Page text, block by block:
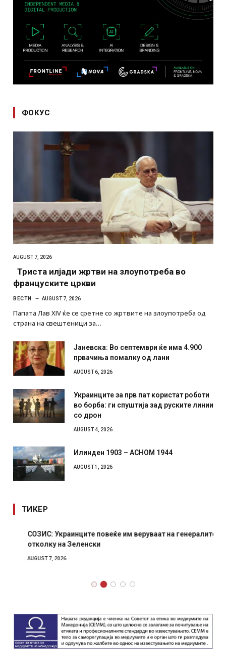
ФОКУС
AUGUST 7, 2026
Триста илјади жртви на злоупотреба во
француските цркви
ВЕСТИ AUGUST 7, 2026
Папата Лав XIV ќе се сретне со жртвите на злоупотреба од
страна на свештеници за…
Јаневска: Во септември ќе има 4.900
првачиња помалку од лани
AUGUST 6, 2026
Украинците за прв пат користат роботи
во борба: ги спуштија зад руските линии
со дрон
AUGUST 4, 2026
Илинден 1903 – АСНОМ 1944
AUGUST 1, 2026
ТИКЕР
СОЗИС: Украинците повеќе им веруваат на генералите
отколку на Зеленски
AUGUST 7, 2026